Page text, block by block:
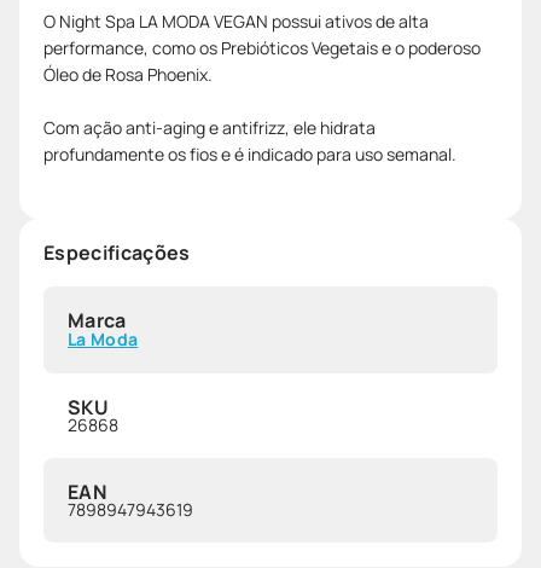
O Night Spa LA MODA VEGAN possui ativos de alta
performance, como os Prebióticos Vegetais e o poderoso
Óleo de Rosa Phoenix.
Com ação anti-aging e antifrizz, ele hidrata
profundamente os fios e é indicado para uso semanal.
Especificações
Marca
La Moda
SKU
26868
EAN
7898947943619